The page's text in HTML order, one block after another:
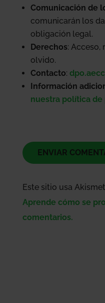
Comunicación de
comunicarán los
obligación legal.
Derechos: Acceso,
olvido.
Contacto:
Información
nuestra política de
Este sitio usa
Aprende cómo se
comentarios.